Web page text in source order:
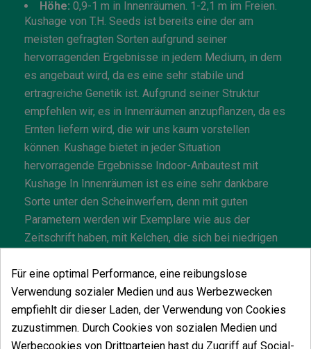
Höhe: 0,9-1 m in Innenräumen. 1-2,1 m im Freien.
Kushage von T.H. Seeds ist bereits eine der am
meisten gefragten Sorten aufgrund seiner
hervorragenden Ergebnisse in jedem Medium, in dem
es angebaut wird, da es eine sehr stabile und
ertragreiche Genetik ist. Aufgrund seiner Struktur
empfehlen wir, es in Innenräumen anzupflanzen, da es
Ernten liefern wird, die wir uns kaum vorstellen
können. Kushage bietet in jeder Situation
hervorragende Ergebnisse Indoor-Anbautest mit
Kushage In Innenräumen ist es eine sehr dankbare
Sorte unter den Scheinwerfern, denn mit guten
Parametern werden wir Exemplare wie aus der
Zeitschrift haben, mit Kelchen, die sich bei niedrigen
afghanischen Aroma. Der zentrale ist deutlich
überlegen, denn nach zwei Monaten Blüte wird er
aufgequollen und prall sein, vergleichbar mit einer
Coca-Cola-Flasche und mit einem unwiderstehlichen
Kush-Aroma. Das Schema erinnert uns an OG Kush,
Für eine optimal Performance, eine reibungslose
Verwendung sozialer Medien und aus Werbezwecken
empfiehlt dir dieser Laden, der Verwendung von Cookies
zuzustimmen. Durch Cookies von sozialen Medien und
Werbecookies von Drittparteien hast du Zugriff auf Social-